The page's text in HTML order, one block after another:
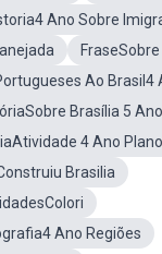
Ano Sobre
Ao Brasil4
Brasília 5
4 Ano
Brasilia
Ano Regiões